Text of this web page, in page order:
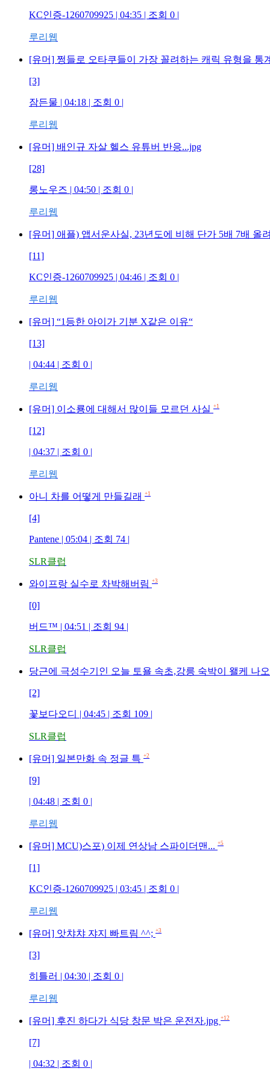
KC인증-1260709925 | 04:35 | 조회 0 |
루리웹
[유머] 쩡들로 오타쿠들이 가장 꼴려하는 캐릭 유형을 통
[3]
잠든물 | 04:18 | 조회 0 |
루리웹
[유머] 배인규 자살 헬스 유튜버 반응...jpg
[28]
롱노우즈 | 04:50 | 조회 0 |
루리웹
[유머] 애플) 앱서운사실, 23년도에 비해 단가 5배 7배 올
[11]
KC인증-1260709925 | 04:46 | 조회 0 |
루리웹
[유머] “1등한 아이가 기분 X같은 이유“
[13]
| 04:44 | 조회 0 |
루리웹
[유머] 이소룡에 대해서 많이들 모르던 사실 +1
[12]
| 04:37 | 조회 0 |
루리웹
아니 차를 어떻게 만들길래 +1
[4]
Pantene | 05:04 | 조회 74 |
SLR클럽
와이프랑 실수로 차박해버림 +3
[0]
버드™ | 04:51 | 조회 94 |
SLR클럽
당근에 극성수기인 오늘 토욜 속초,강릉 숙박이 왤케 나
[2]
꽃보다오디 | 04:45 | 조회 109 |
SLR클럽
[유머] 일본만화 속 정글 특 +2
[9]
| 04:48 | 조회 0 |
루리웹
[유머] MCU)스포) 이제 연상남 스파이더맨... +5
[1]
KC인증-1260709925 | 03:45 | 조회 0 |
루리웹
[유머] 앗챠챠 쟈지 빠트림 ^^; +3
[3]
히틀러 | 04:30 | 조회 0 |
루리웹
[유머] 후진 하다가 식당 창문 박은 운전자.jpg +12
[7]
| 04:32 | 조회 0 |